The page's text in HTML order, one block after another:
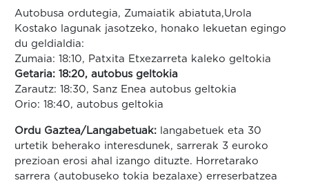
Autobusa ordutegia, Zumaiatik abiatuta,Urola
Kostako lagunak jasotzeko, honako lekuetan egingo
du geldialdia:
Zumaia: 18:10, Patxita Etxezarreta kaleko geltokia
Getaria: 18:20, autobus geltokia
Zarautz: 18:30, Sanz Enea autobus geltokia
Orio: 18:40, autobus geltokia
Ordu Gaztea/Langabetuak:langabetuek eta 30
urtetik beherako interesdunek, sarrerak 3 euroko
prezioan erosi ahal izango dituzte. Horretarako
sarrera (autobuseko tokia bezalaxe) erreserbatzea